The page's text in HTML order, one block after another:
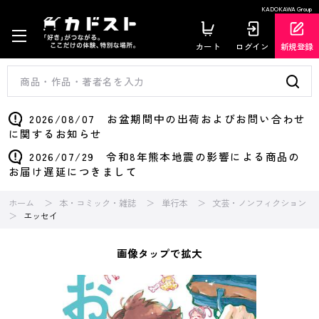
KADOKAWA Group
カート ログイン 新規登録
2026/08/07 お盆期間中の出荷およびお問い合わせ
に関するお知らせ
2026/07/29 令和8年熊本地震の影響による商品の
お届け遅延につきまして
ホーム 本・コミック・雑誌 単行本
文芸・ノンフィクション
エッセイ
画像タップで拡大